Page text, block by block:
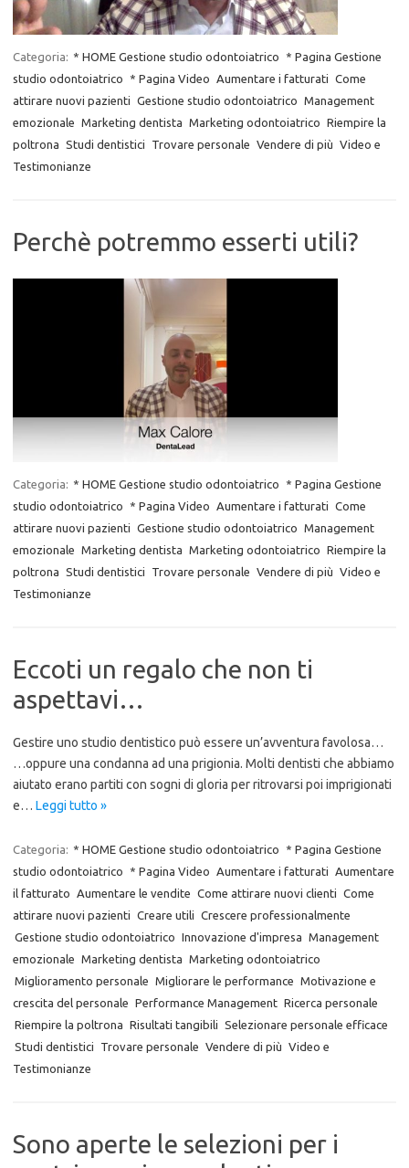
Categoria: * HOME Gestione studio odontoiatrico
* Pagina Gestione
studio odontoiatrico
* Pagina Video Aumentare i fatturati Come
attirare nuovi pazienti Gestione studio odontoiatrico Management
emozionale Marketing dentista Marketing odontoiatrico Riempire la
poltrona Studi dentistici Trovare personale Vendere di più Video e
Testimonianze
Perchè potremmo esserti utili?
Categoria: * HOME Gestione studio odontoiatrico
* Pagina Gestione
studio odontoiatrico
* Pagina Video Aumentare i fatturati Come
attirare nuovi pazienti Gestione studio odontoiatrico Management
emozionale Marketing dentista Marketing odontoiatrico Riempire la
poltrona Studi dentistici Trovare personale Vendere di più Video e
Testimonianze
Eccoti un regalo che non ti
aspettavi…
Gestire uno studio dentistico può essere un’avventura favolosa…
…oppure una condanna ad una prigionia. Molti dentisti che abbiamo
aiutato erano partiti con sogni di gloria per ritrovarsi poi imprigionati
e… Leggi tutto »
Categoria: * HOME Gestione studio odontoiatrico
* Pagina Gestione
studio odontoiatrico
* Pagina Video Aumentare i fatturati
Aumentare
il fatturato
Aumentare le vendite Come attirare nuovi clienti Come
attirare nuovi pazienti Creare utili Crescere professionalmente
Gestione studio odontoiatrico Innovazione d'impresa Management
emozionale Marketing dentista Marketing odontoiatrico
Miglioramento personale Migliorare le performance Motivazione e
crescita del personale Performance Management Ricerca personale
Riempire la poltrona Risultati tangibili Selezionare personale efficace
Studi dentistici
Trovare personale Vendere di più Video e
Testimonianze
Sono aperte le selezioni per i